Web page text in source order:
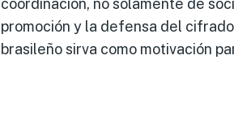
promoción y la defensa del
brasileño sirva como motivación